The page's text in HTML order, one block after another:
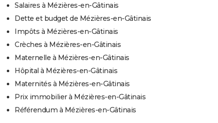
Salaires à Mézières-en-Gâtinais
Dette et budget de Mézières-en-Gâtinais
Impôts à Mézières-en-Gâtinais
Crèches à Mézières-en-Gâtinais
Maternelle à Mézières-en-Gâtinais
Hôpital à Mézières-en-Gâtinais
Maternités à Mézières-en-Gâtinais
Prix immobilier à Mézières-en-Gâtinais
Référendum à Mézières-en-Gâtinais